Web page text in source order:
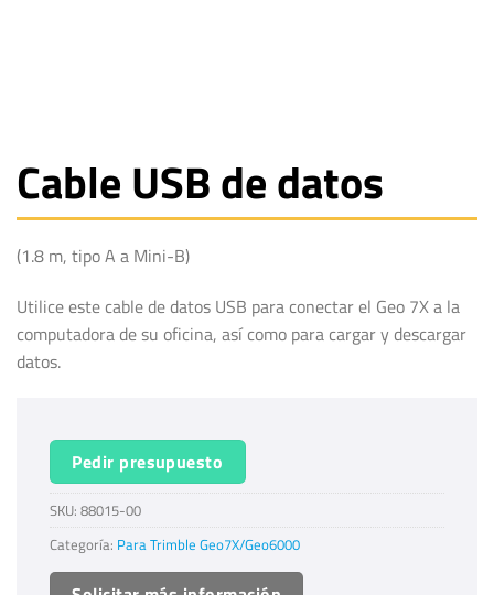
Cable USB de datos
(1.8 m, tipo A a Mini-B)
Utilice este cable de datos USB para conectar el Geo 7X a la
computadora de su oficina, así como para cargar y descargar
datos.
Pedir presupuesto
SKU: 88015-00
Categoría: Para Trimble Geo7X/Geo6000